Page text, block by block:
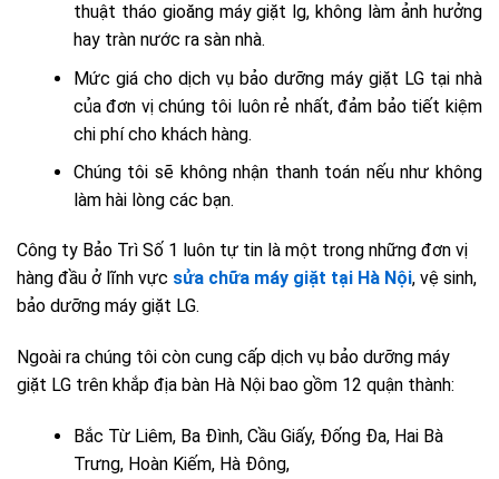
thuật tháo gioăng máy giặt lg, không làm ảnh hưởng
hay tràn nước ra sàn nhà.
Mức giá cho dịch vụ bảo dưỡng máy giặt LG tại nhà
của đơn vị chúng tôi luôn rẻ nhất, đảm bảo tiết kiệm
chi phí cho khách hàng.
Chúng tôi sẽ không nhận thanh toán nếu như không
làm hài lòng các bạn.
Công ty Bảo Trì Số 1 luôn tự tin là một trong những đơn vị
hàng đầu ở lĩnh vực sửa chữa máy giặt tại Hà Nội, vệ sinh,
bảo dưỡng máy giặt LG.
Ngoài ra chúng tôi còn cung cấp dịch vụ bảo dưỡng máy
giặt LG trên khắp địa bàn Hà Nội bao gồm 12 quận thành:
Bắc Từ Liêm, Ba Đình, Cầu Giấy, Đống Đa, Hai Bà
Trưng, Hoàn Kiếm, Hà Đông,